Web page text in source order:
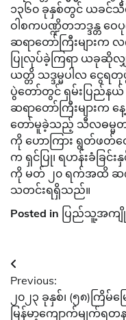
၁၃၆၀ ခုနှစ်တွင် ယခင်သီ
ဝါစကပဏ္ဍိတဘဒ္ဒန္တ ဝ
ဆရာတော်ကြီးများ
ပြုလုပ်ခဲ့ကြရာ ယခုဆိုလ
ယတ္တိ သဒ္ဒမ္မပါလ ငွေရ
ပွဲတော်တွင် ရှမ်းပြည်န
ဆရာတော်ကြီးများက န
တော်မူခဲ့သည့် သီလဓမ္မတရ
ကို ဟောကြား ရွတ်ဖတ်တေ
က ရှင်ပြု၊ ရဟန်းခံခြင်း
ကို မတ် ၂၀ ရက်အထိ ဆက်
သတင်းရရှိသည်။
Posted in ပြည်သူ့အကျို
Post
navigation
Previous:
၂၀၂၃ ခုနှစ်၊ (၅၈)ကြိမ်မ
မြန်မာ့ကျောက်မျက်ရတန